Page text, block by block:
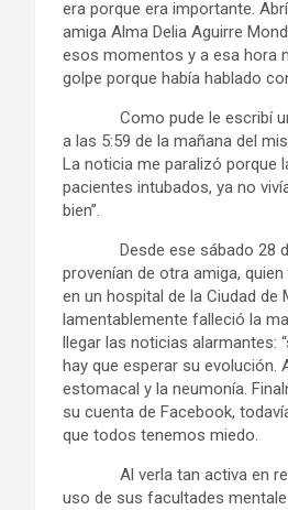
era porque era importante.
amiga Alma Delia Aguirre
esos momentos y a esa hora
golpe porque había hablado
Como pude le escribí unas
a las 5:59 de la mañana del
La noticia me paralizó porque
pacientes intubados, ya no
bien”.
Desde ese sábado 28 de
provenían de otra amiga,
en un hospital de la Ciudad
lamentablemente falleció la
llegar las noticias alarmantes:
hay que esperar su
estomacal y la neumonía.
su cuenta de Facebook,
que todos tenemos miedo.
Al verla tan activa en redes
uso de sus facultades